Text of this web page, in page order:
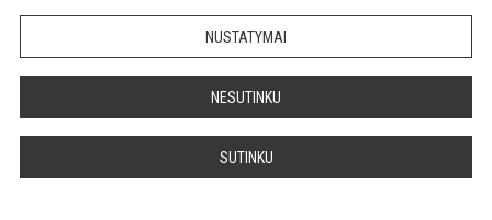
NUSTATYMAI
NESUTINKU
SUTINKU